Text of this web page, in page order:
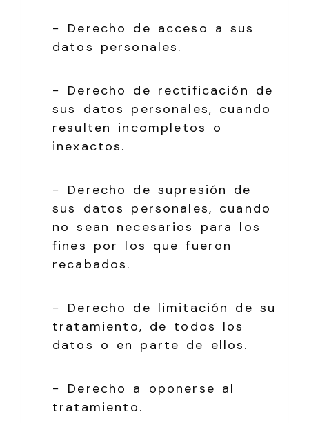
− Derecho de acceso a sus
datos personales.
− Derecho de rectificación de
sus datos personales, cuando
resulten incompletos o
inexactos.
− Derecho de supresión de
sus datos personales, cuando
no sean necesarios para los
fines por los que fueron
recabados.
− Derecho de limitación de su
tratamiento, de todos los
datos o en parte de ellos.
− Derecho a oponerse al
tratamiento.